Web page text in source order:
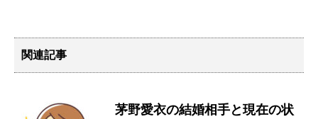
関連記事
茅野愛衣の結婚相手と現在の状